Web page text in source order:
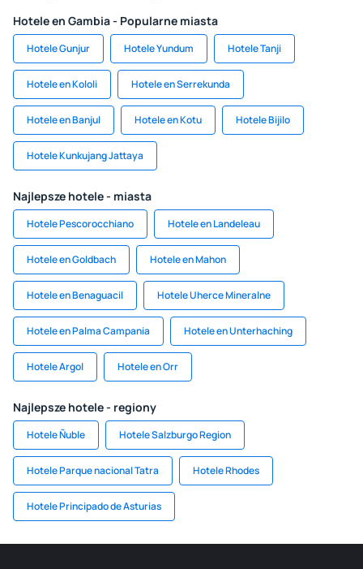
Hotele en Gambia - Popularne miasta
Hotele Gunjur Hotele Yundum Hotele Tanji
Hotele en Kololi Hotele en Serrekunda
Hotele en Banjul Hotele en Kotu Hotele Bijilo
Hotele Kunkujang Jattaya
Najlepsze hotele - miasta
Hotele Pescorocchiano Hotele en Landeleau
Hotele en Goldbach Hotele en Mahon
Hotele en Benaguacil Hotele Uherce Mineralne
Hotele en Palma Campania Hotele en Unterhaching
Hotele Argol Hotele en Orr
Najlepsze hotele - regiony
Hotele Ñuble Hotele Salzburgo Region
Hotele Parque nacional Tatra Hotele Rhodes
Hotele Principado de Asturias